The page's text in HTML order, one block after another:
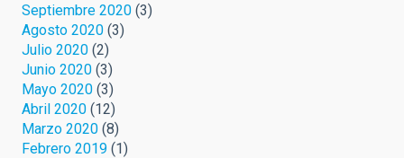
Septiembre 2020 (3)
Agosto 2020 (3)
Julio 2020 (2)
Junio 2020 (3)
Mayo 2020 (3)
Abril 2020 (12)
Marzo 2020 (8)
Febrero 2019 (1)